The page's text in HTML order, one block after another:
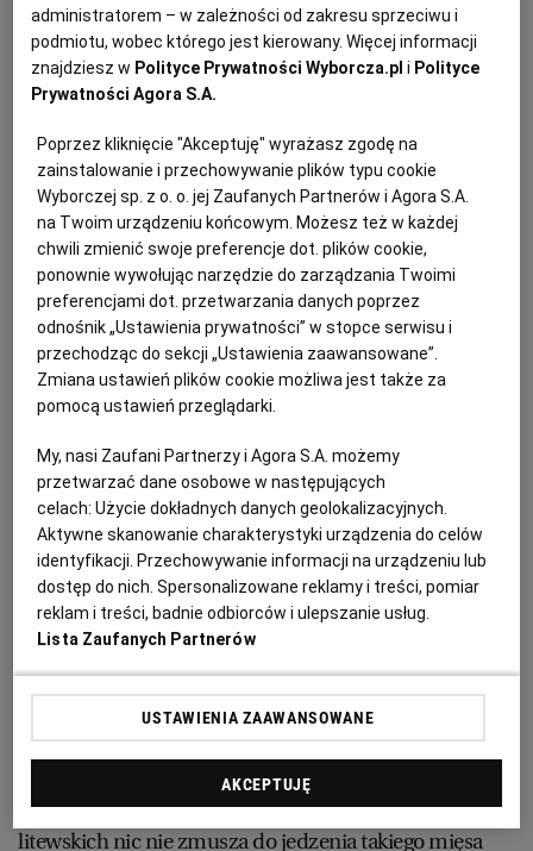
używali mięsa – poza zakazaną przez islam
wieprzowiną. Tradycja jego dużego spożycia sięgała
daleko w przeszłość, czyli do czasów, gdy jako lud
i baranów. Z czasem do ich jadłospisu zawitały także
gęś oraz indyk. Dawniej Tatarzy chętnie jadali też
kozinę. Zapewne dlatego prawosławni czy katoliccy
sąsiedzi ochrzcili ich mianem kozińców czy
kozojadów. Dania były sycące i tłuste. Narzucały to tryb
życia i surowy klimat.
W odróżnieniu od kazańskich i krymskich „nasi”
Tatarzy po osiedleniu się w Wielkim Księstwie
W przedwojennej monografii historyczno-
etnograficznej o Tatarach litewskich (dziś mówimy:
polskich) tatarski historyk Stanisław Kryczyński*
tłumaczył, że konina, sławny przysmak Tatarów
stepowych, ...dawno przestała należeć do mięsiw
spożywanych przez Tatarów litewskich (...). Przyczyny
tego trzeba szukać w muzułmańskim prawie
religijnym, które spożycia mięsa końskiego dozwala
tylko w ostateczności, np. w czasie głodu lub wojny.
Ubodzy Tatarzy stepowi w takich ostatecznościach
znajdowali się nieustannie, natomiast Tatarów
litewskich nic nie zmusza do jedzenia takiego mięsa
administratorem – w zależności od zakresu sprzeciwu i
podmiotu, wobec którego jest kierowany. Więcej informacji
znajdziesz w Polityce Prywatności Wyborcza.pl i Polityce
Prywatności Agora S.A.
Poprzez kliknięcie "Akceptuję" wyrażasz zgodę na
zainstalowanie i przechowywanie plików typu cookie
Wyborczej sp. z o. o. jej Zaufanych Partnerów i Agora S.A.
na Twoim urządzeniu końcowym. Możesz też w każdej
chwili zmienić swoje preferencje dot. plików cookie,
ponownie wywołując narzędzie do zarządzania Twoimi
preferencjami dot. przetwarzania danych poprzez
odnośnik „Ustawienia prywatności” w stopce serwisu i
przechodząc do sekcji „Ustawienia zaawansowane”.
Zmiana ustawień plików cookie możliwa jest także za
pomocą ustawień przeglądarki.
My, nasi Zaufani Partnerzy i Agora S.A. możemy
przetwarzać dane osobowe w następujących
celach:Użycie dokładnych danych geolokalizacyjnych.
Aktywne skanowanie charakterystyki urządzenia do celów
identyfikacji. Przechowywanie informacji na urządzeniu lub
dostęp do nich. Spersonalizowane reklamy i treści, pomiar
reklam i treści, badnie odbiorców i ulepszanie usług.
Lista Zaufanych Partnerów
USTAWIENIA ZAAWANSOWANE
AKCEPTUJĘ